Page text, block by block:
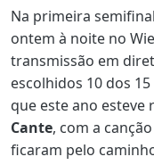
Na primeira
ontem à noite no
transmissão em
escolhidos 10 dos
que este ano esteve
Cante, com a canção
ficaram pelo